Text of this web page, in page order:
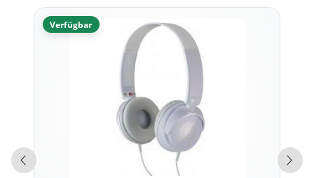
Verfügbar
Vorherige Produkte